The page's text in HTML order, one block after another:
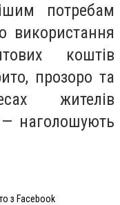
потребам
використання
коштів
прозоро та
жителів
— наголошують
з Facebook